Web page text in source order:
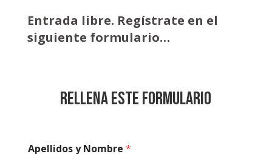
Entrada libre. Regístrate en el
siguiente formulario…
Rellena este formulario
o
Apellidos y Nombre *